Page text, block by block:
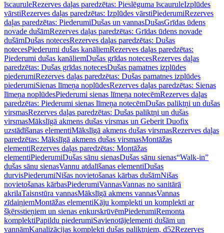
īscauruleRezerves daļas paredzētas: Pieslēguma īscauruleIzplūdes
vārstiRezerves daļas paredzētas: Izplūdes vārstiPiederumiRezerves
daļas paredzētas: PiederumiDušas un vannasDušasGrīdas ūdens
novade dušāmRezerves daļas paredzētas: Grīdas ūdens novade
dušāmDušas notecesRezerves daļas paredzētas: Dušas
notecesPiederumi dušas kanāliemRezerves daļas paredzētas:
Piederumi dušas kanāliemDušas grīdas notecesRezerves daļas
paredzētas: Dušas grīdas notecesDušas pamatnes izplūdes
piederumiRezerves daļas paredzētas: Dušas pamatnes izplūdes
piederumiSienas līmeņa noplūdesRezerves daļas paredzētas: Sienas
līmeņa noplūdesPiederumi sienas līmeņa notecēmRezerves daļas
paredzētas: Piederumi sienas līmeņa notecēmDušas paliktņi un dušas
virsmasRezerves daļas paredzētas: Dušas paliktņi un dušas
virsmasMākslīgā akmens dušas virsmas un Geberit Duofix
uzstādīšanas elementiMākslīgā akmens dušas virsmasRezerves daļas
paredzētas: Mākslīgā akmens dušas virsmasMontāžas
elementiRezerves daļas paredzētas: Montāžas
elementiPiederumiDušas sānu sienasDušas sānu sienas“Walk-in”
dušas sānu sienasVannu atdalīšanas elementiDušas
durvisPiederumiNišas novietošanas kārbas dušāmNišas
novietošanas kārbasPiederumiVannasVannas no sanitārā
akrilaTaisnstūra vannasMākslīgā akmens vannasVannas
zīdaiņiemMontāžas elementiKāju komplekti un komplekti ar
šķērsstieņiem un sienas enkurskrūvēmPiederumiRemonta
komplektiPapildu piederumiSavienotājelementi dušām un
vannāmKanalizācijas komplekti dušas paliktņiem, d52Rezerves